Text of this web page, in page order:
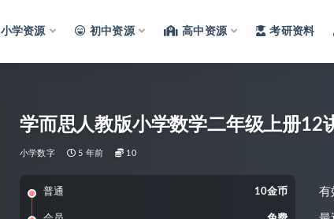
小学资源 初中资源 高中资源 考研资料
学而思人教版小学数学二年级上册12
小学数字 5 年前 10
普通 10金币 有